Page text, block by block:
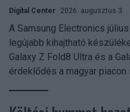
Digital Center 2026. augusztus 3.
A Samsung Electronics
legújabb kihajtható
Galaxy Z Fold8 Ultra és a
érdeklődés a magyar piacon